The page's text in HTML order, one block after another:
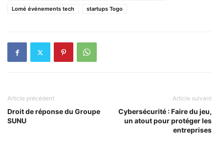
Lomé événements tech
startups Togo
Article précédent
Droit de réponse du Groupe
SUNU
Article suivant
Cybersécurité : Faire du jeu,
un atout pour protéger les
entreprises